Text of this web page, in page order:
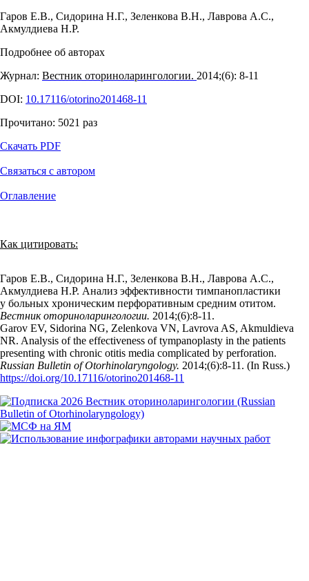
Гаров Е.В., Сидорина Н.Г., Зеленкова В.Н., Лаврова А.С.,
Акмулдиева Н.Р.
Подробнее об авторах
Журнал: Вестник оториноларингологии. 2014;(6): 8‑11
DOI: 10.17116/otorino201468-11
Прочитано: 5021 раз
Скачать PDF
Связаться с автором
Оглавление
Как цитировать:
Гаров Е.В., Сидорина Н.Г., Зеленкова В.Н., Лаврова А.С.,
Акмулдиева Н.Р. Анализ эффективности тимпанопластики
у больных хроническим перфоративным средним отитом.
Вестник оториноларингологии. 2014;(6):8‑11.
Garov EV, Sidorina NG, Zelenkova VN, Lavrova AS, Akmuldieva
NR. Analysis of the effectiveness of tympanoplasty in the patients
presenting with chronic otitis media complicated by perforation.
Russian Bulletin of Otorhinolaryngology. 2014;(6):8‑11. (In Russ.)
https://doi.org/10.17116/otorino201468-11